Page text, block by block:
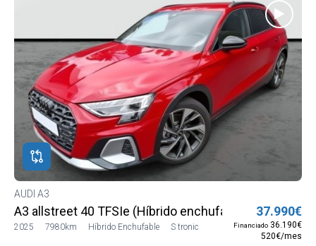
AUDI A3
A3 allstreet 40 TFSIe (Híbrido enchufable) 150 kW
2025 7980km Híbrido Enchufable S tronic
37.990€
Financiado 36.190€
520€/mes